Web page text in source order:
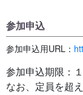
参加申込
参加申込用URL：
参加申込期限：
なお、定員を超